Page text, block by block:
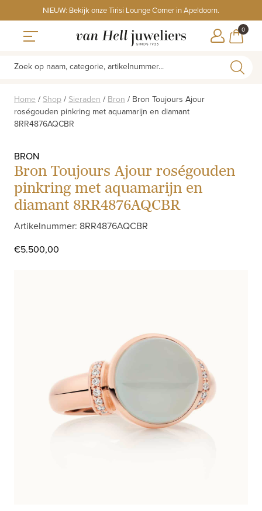
to
content
NIEUW: Bekijk onze Tirisi Lounge Corner in Apeldoorn.
0
Zoek op naam, categorie, artikelnummer...
Home / Shop / Sieraden / Bron / Bron Toujours Ajour
roségouden pinkring met aquamarijn en diamant
8RR4876AQCBR
BRON
Bron Toujours Ajour roségouden
pinkring met aquamarijn en
diamant 8RR4876AQCBR
Artikelnummer: 8RR4876AQCBR
€5.500,00